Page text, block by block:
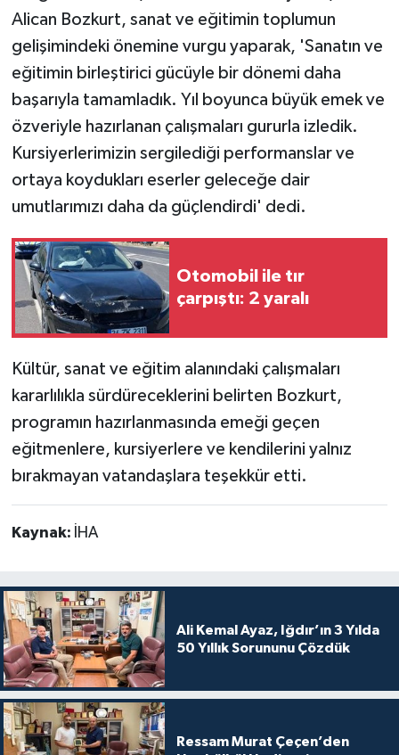
Alican Bozkurt, sanat ve eğitimin toplumun
gelişimindeki önemine vurgu yaparak, 'Sanatın ve
eğitimin birleştirici gücüyle bir dönemi daha
başarıyla tamamladık. Yıl boyunca büyük emek ve
özveriyle hazırlanan çalışmaları gururla izledik.
Kursiyerlerimizin sergilediği performanslar ve
ortaya koydukları eserler geleceğe dair
umutlarımızı daha da güçlendirdi' dedi.
Otomobil ile tır
çarpıştı: 2 yaralı
Kültür, sanat ve eğitim alanındaki çalışmaları
kararlılıkla sürdüreceklerini belirten Bozkurt,
programın hazırlanmasında emeği geçen
eğitmenlere, kursiyerlere ve kendilerini yalnız
bırakmayan vatandaşlara teşekkür etti.
Kaynak: İHA
Ali Kemal Ayaz, Iğdır’ın 3 Yılda
50 Yıllık Sorununu Çözdük
Ressam Murat Çeçen’den